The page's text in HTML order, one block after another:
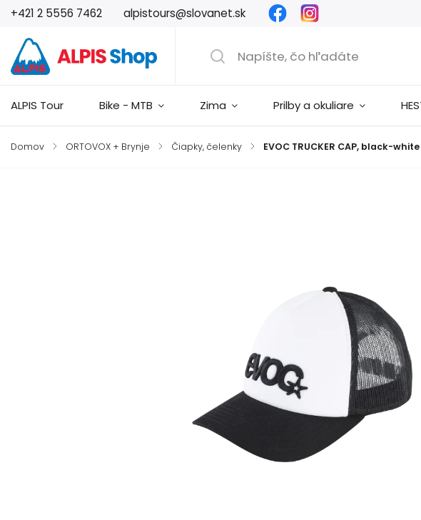
+421 2 5556 7462 alpistours@slovanet.sk Facebook
ALPIS Tour Bike - MTB Zima Prilby a okuliare
Domov / ORTOVOX + Brynje / Čiapky, čelenky / EVOC TRUCKER CAP, black-white